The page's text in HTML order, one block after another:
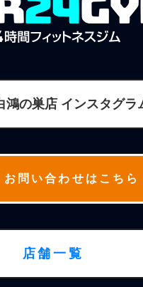
鴻の巣店 インスタグラ
お問い合わせはこちら
店舗一覧